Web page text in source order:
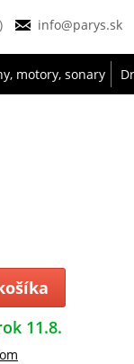
info@parys.sk
motory, sonary
11.8.